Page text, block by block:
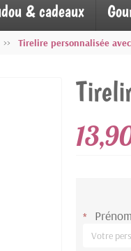
& cadeaux
Tirelire personnalisée
* Prénom